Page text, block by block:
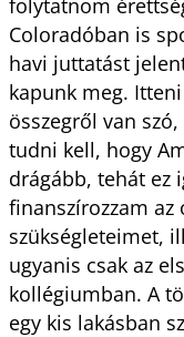
Coloradóban is
havi juttatást
kapunk meg.
összegről van
tudni kell, hogy
drágább, tehát ez
finanszírozzam
szükségleteimet,
ugyanis csak az
kollégiumban. A
egy kis lakásban